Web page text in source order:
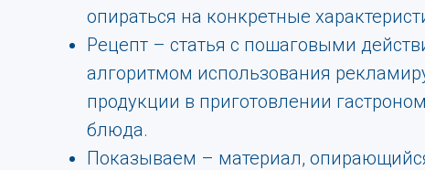
опираться на конкретные
Рецепт – статья с пошаговыми
алгоритмом использования
продукции в приготовлении
блюда.
Показываем – материал,